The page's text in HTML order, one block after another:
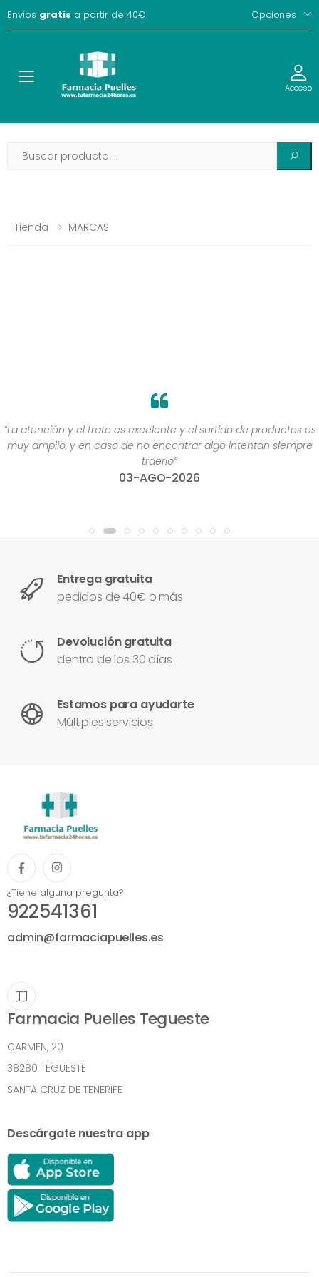
Envíos gratis a partir de 40€ Opciones
Toggle Acceso
Tienda MARCAS
“La atención y el trato es excelente y el surtido de productos es
muy amplio, y en caso de no encontrar algo intentan siempre
traerlo”
03-AGO-2026
Entrega gratuita
pedidos de 40€ o más
Devolución gratuita
dentro de los 30 días
Estamos para ayudarte
Múltiples servicios
¿Tiene alguna pregunta?
922541361
admin@farmaciapuelles.es
Farmacia Puelles Tegueste
CARMEN, 20
38280 TEGUESTE
SANTA CRUZ DE TENERIFE
Descárgate nuestra app